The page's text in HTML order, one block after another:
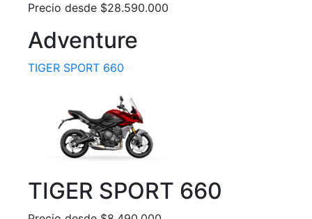
Precio desde $28.590.000
Adventure
TIGER SPORT 660
TIGER SPORT 660